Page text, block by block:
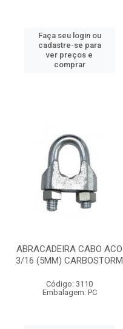
Faça seu login ou
cadastre-se para
ver preços e
comprar
ABRACADEIRA CABO ACO
3/16 (5MM) CARBOSTORM
Código: 3110
Embalagem: PC